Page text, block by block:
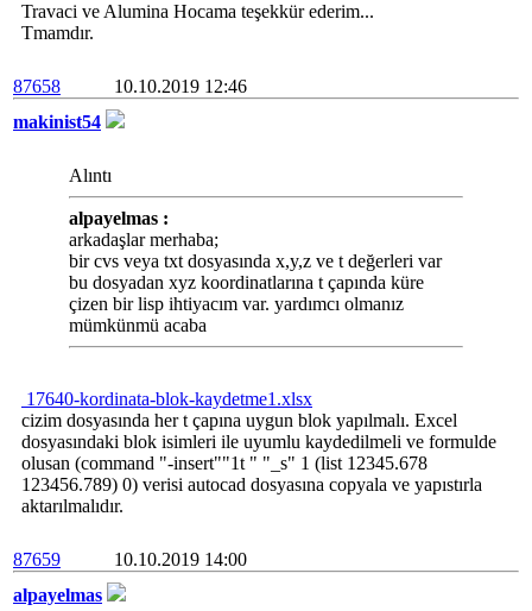
Travaci ve Alumina Hocama teşekkür ederim...
Tmamdır.
87658
10.10.2019 12:46
makinist54
Alıntı
alpayelmas :
arkadaşlar merhaba;
bir cvs veya txt dosyasında x,y,z ve t değerleri var
bu dosyadan xyz koordinatlarına t çapında küre
çizen bir lisp ihtiyacım var. yardımcı olmanız
mümkünmü acaba
17640-kordinata-blok-kaydetme1.xlsx
cizim dosyasında her t çapına uygun blok yapılmalı. Excel
dosyasındaki blok isimleri ile uyumlu kaydedilmeli ve formulde
olusan (command "-insert""1t " "_s" 1 (list 12345.678
123456.789) 0) verisi autocad dosyasına copyala ve yapıstırla
aktarılmalıdır.
87659
10.10.2019 14:00
alpayelmas